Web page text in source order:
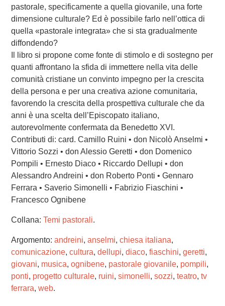
pastorale, specificamente a quella giovanile, una forte
dimensione culturale? Ed è possibile farlo nell’ottica di
quella «pastorale integrata» che si sta gradualmente
diffondendo?
Il libro si propone come fonte di stimolo e di sostegno per
quanti affrontano la sfida di immettere nella vita delle
comunità cristiane un convinto impegno per la crescita
della persona e per una creativa azione comunitaria,
favorendo la crescita della prospettiva culturale che da
anni è una scelta dell’Episcopato italiano,
autorevolmente confermata da Benedetto XVI.
Contributi di: card. Camillo Ruini • don Nicolò Anselmi •
Vittorio Sozzi • don Alessio Geretti • don Domenico
Pompili • Ernesto Diaco • Riccardo Dellupi • don
Alessandro Andreini • don Roberto Ponti • Gennaro
Ferrara • Saverio Simonelli • Fabrizio Fiaschini •
Francesco Ognibene
Collana: Temi pastorali.
Argomento: andreini, anselmi, chiesa italiana,
comunicazione, cultura, dellupi, diaco, fiaschini, geretti,
giovani, musica, ognibene, pastorale giovanile, pompili,
ponti, progetto culturale, ruini, simonelli, sozzi, teatro, tv
ferrara, web.